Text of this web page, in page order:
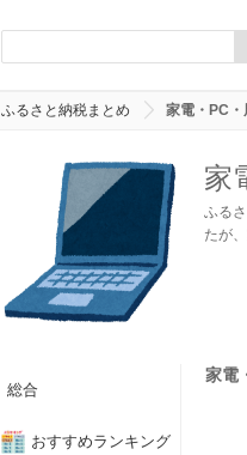
ふるさと納税まとめ 家電・PC・
家
ふる
たが
総合
おすすめランキング
家電